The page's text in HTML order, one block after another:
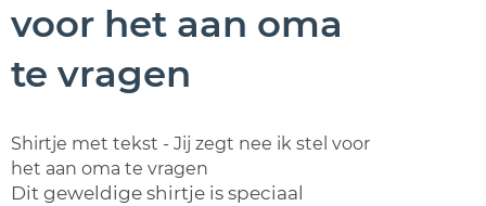
voor het aan oma
te vragen
Shirtje met tekst - Jij zegt nee ik stel voor
het aan oma te vragen
Dit geweldige shirtje is speciaal